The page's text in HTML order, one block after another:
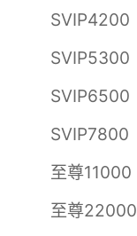
SVIP4200
SVIP5300
SVIP6500
SVIP7800
至尊11000
至尊22000